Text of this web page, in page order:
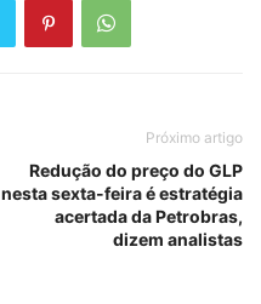
Próximo artigo
Redução do preço do GLP
nesta sexta-feira é estratégia
acertada da Petrobras,
dizem analistas